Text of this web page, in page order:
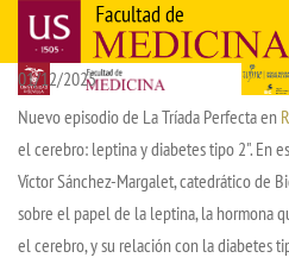
Pasar
contenido
principal
Navegación
principal
01/12/2025
Nuevo episodio de La Tríada Perfecta en
el cerebro: leptina y diabetes tipo 2". En
Víctor Sánchez-Margalet, catedrático de
sobre el papel de la leptina, la hormona
el cerebro, y su relación con la diabetes